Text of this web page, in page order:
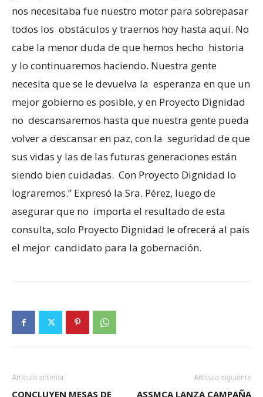
nos necesitaba fue nuestro motor para sobrepasar
todos los obstáculos y traernos hoy hasta aquí. No
cabe la menor duda de que hemos hecho historia
y lo continuaremos haciendo. Nuestra gente
necesita que se le devuelva la esperanza en que un
mejor gobierno es posible, y en Proyecto Dignidad
no descansaremos hasta que nuestra gente pueda
volver a descansar en paz, con la seguridad de que
sus vidas y las de las futuras generaciones están
siendo bien cuidadas. Con Proyecto Dignidad lo
lograremos.” Expresó la Sra. Pérez, luego de
asegurar que no importa el resultado de esta
consulta, solo Proyecto Dignidad le ofrecerá al país
el mejor candidato para la gobernación.
Artículo anterior
CONCLUYEN MESAS DE
Artículo siguiente
ASSMCA LANZA CAMPAÑA